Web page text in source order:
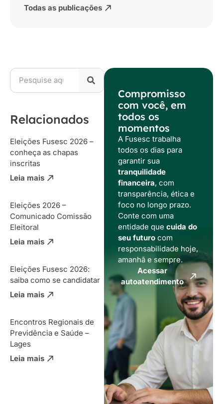
Todas as publicações
Relacionados
Eleições Fusesc 2026 –
conheça as chapas
inscritas
Leia mais
Eleições 2026 –
Comunicado Comissão
Eleitoral
Leia mais
Eleições Fusesc 2026:
saiba como se candidatar
Leia mais
Encontros Regionais de
Previdência e Saúde –
Lages
Leia mais
Compromisso
com você, em
todos os
momentos
A Fusesc trabalha
todos os dias para
garantir sua
tranquilidade
financeira, com
transparência, ética e
foco no longo prazo.
Conte com uma
entidade que cuida do
seu futurocom
responsabilidade hoje,
amanhã e sempre.
Acessar
autoatendimento